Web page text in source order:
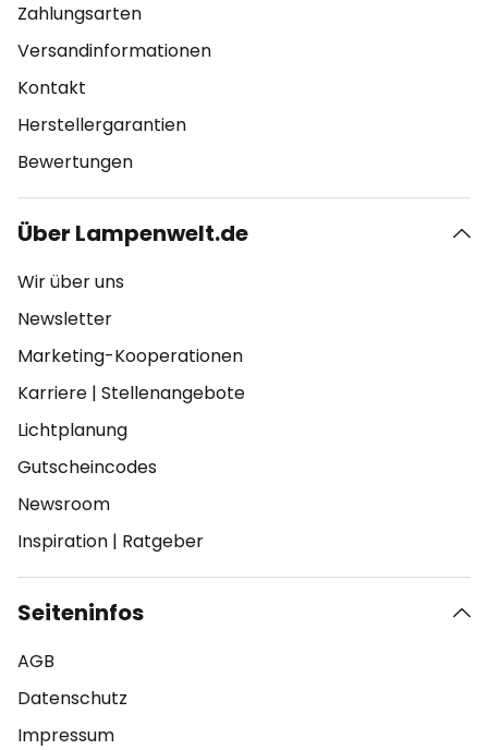
Zahlungsarten
Versandinformationen
Kontakt
Herstellergarantien
Bewertungen
Über Lampenwelt.de
Wir über uns
Newsletter
Marketing-Kooperationen
Karriere | Stellenangebote
Lichtplanung
Gutscheincodes
Newsroom
Inspiration | Ratgeber
Seiteninfos
AGB
Datenschutz
Impressum